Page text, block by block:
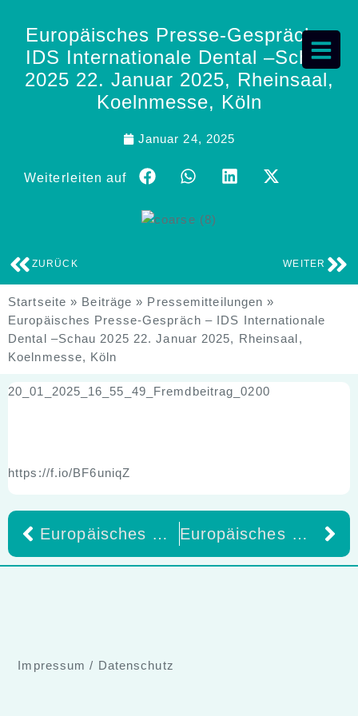
Europäisches Presse-Gespräch –
IDS Internationale Dental –Schau
2025 22. Januar 2025, Rheinsaal,
Koelnmesse, Köln
Januar 24, 2025
Weiterleiten auf
ZURÜCK WEITER
Startseite » Beiträge » Pressemitteilungen »
Europäisches Presse-Gespräch – IDS Internationale
Dental –Schau 2025 22. Januar 2025, Rheinsaal,
Koelnmesse, Köln
20_01_2025_16_55_49_Fremdbeitrag_0200
https://f.io/BF6uniqZ
Europäisches Presse-Gespräch – IDS Internationale Dental –Schau 2025 22. Januar 2025, Rheinsaal, Koelnmesse, Köln Europäisches Presse-Gespräch – IDS Internationale Dental –Schau 2025 22. Januar 2025, Rheinsaal, Koelnmesse, Köln
Impressum / Datenschutz